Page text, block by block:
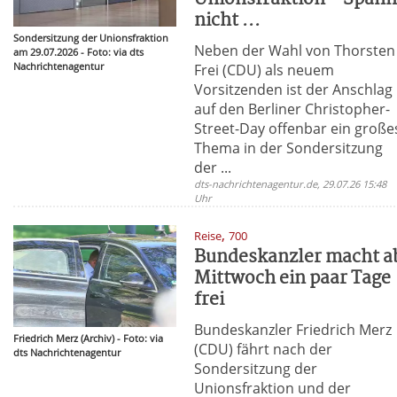
Sondersitzung der Unionsfraktion
am 29.07.2026 - Foto: via dts
Nachrichtenagentur
nicht ...
Neben der Wahl von Thorsten
Frei (CDU) als neuem
Vorsitzenden ist der Anschlag
auf den Berliner Christopher-
Street-Day offenbar ein
Thema in der Sondersitzung
der ...
dts-nachrichtenagentur.de, 29.07.26 15:48
Uhr
Friedrich Merz (Archiv) - Foto: via
dts Nachrichtenagentur
Reise,700
Bundeskanzler macht
Mittwoch ein paar Tage
frei
Bundeskanzler Friedrich Merz
(CDU) fährt nach der
Sondersitzung der
Unionsfraktion und der